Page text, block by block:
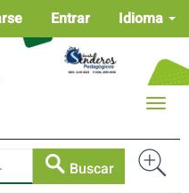
Idioma
Entrar
Buscar
Toggle